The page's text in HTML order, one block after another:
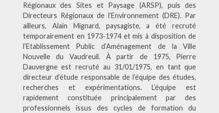
Régionaux des Sites et Paysage (ARSP), puis des
Directeurs Régionaux de l’Environnement (DRE). Par
ailleurs, Alain Mignard, paysagiste, a été recruté
temporairement en 1973-1974 et mis à disposition de
l’Etablissement Public d’Aménagement de la Ville
Nouvelle du Vaudreuil. À partir de 1975, Pierre
Dauvergne est recruté au 31/01/1975, en tant que
directeur d’étude responsable de l’équipe des études,
recherches et expérimentations.L’équipe est
rapidement constituée principalement par des
professionnels issus des cycles de formation du